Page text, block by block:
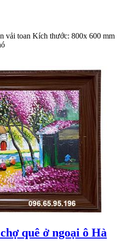
vải toan Kích thước: 800x 600 mm
quê ở ngoại ô Hà